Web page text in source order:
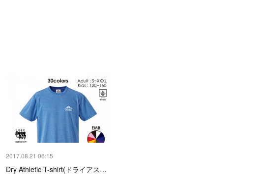
2017.08.21 06:15
Dry Athletic T-shirt(ドライアス…